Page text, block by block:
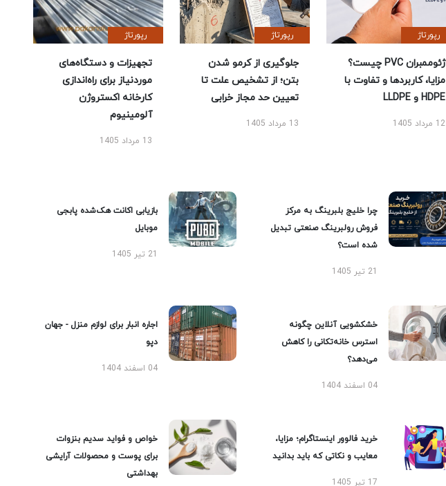
رپورتاژ
ژئوممبران PVC چیست؟
مزایا، کاربردها و تفاوت با
HDPE و LLDPE
12 مرداد 1405
رپورتاژ
جلوگیری از کرمو شدن
بتن؛ از تشخیص علت تا
تعیین حد مجاز خرابی
13 مرداد 1405
رپورتاژ
تجهیزات و دستگاه‌های
موردنیاز برای راه‌اندازی
کارخانه اکستروژن
آلومینیوم
13 مرداد 1405
چرا خلیج بلبرینگ به مرکز
فروش رولبرینگ صنعتی تبدیل
شده است؟
21 تیر 1405
بازیابی اکانت هک‌شده پابجی
موبایل
21 تیر 1405
خشکشویی آنلاین چگونه
استرس خانه‌تکانی را کاهش
می‌دهد؟
04 اسفند 1404
اجاره انبار برای لوازم منزل - جهان
دپو
04 اسفند 1404
خرید فالوور اینستاگرام؛ مزایا،
معایب و نکاتی که باید بدانید
17 تیر 1405
خواص و فواید سدیم بنزوات
برای پوست و محصولات آرایشی
بهداشتی